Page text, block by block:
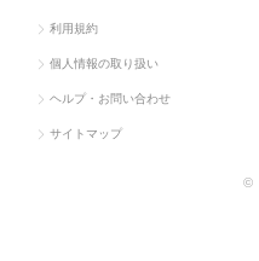
利用規約
個人情報の取り扱い
ヘルプ・お問い合わせ
サイトマップ
©